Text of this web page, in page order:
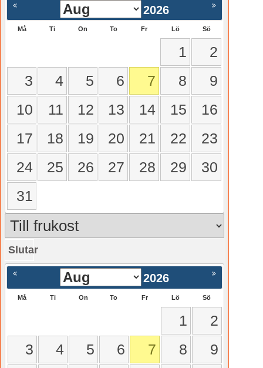
2026
Må Ti On To Fr Lö Sö
1
2
3
4 5 6 7 8
9
10
11 12 13 14 15
16
17
18 19 20 21 22
23
24
25 26 27 28 29
30
31
Slutar
Nästa >
2026
Må Ti On To Fr Lö Sö
1
2
3
4 5 6 7 8 9